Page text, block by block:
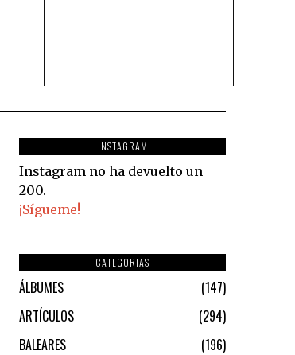
INSTAGRAM
Instagram no ha devuelto un
200.
¡Sígueme!
CATEGORIAS
ÁLBUMES
147
ARTÍCULOS
294
BALEARES
196